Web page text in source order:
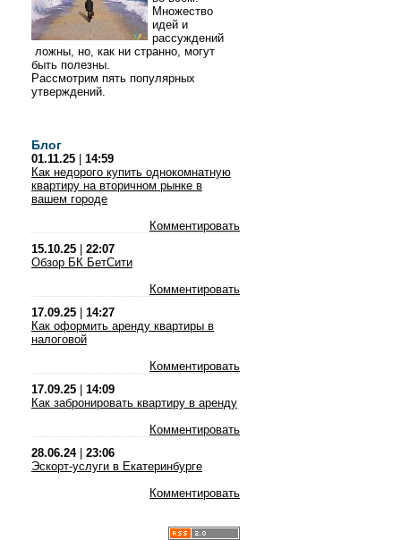
Множество
идей и
рассуждений
ложны, но, как ни странно, могут
быть полезны.
Рассмотрим пять популярных
утверждений.
Блог
01.11.25
14:59
Как недорого купить однокомнатную
квартиру на вторичном рынке в
вашем городе
Комментировать
15.10.25
22:07
Обзор БК БетСити
Комментировать
17.09.25
14:27
Как оформить аренду квартиры в
налоговой
Комментировать
17.09.25
14:09
Как забронировать квартиру в аренду
Комментировать
28.06.24| 23:06
Эскорт-услуги в Екатеринбурге
Комментировать